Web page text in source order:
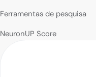
Ferramentas de pesquisa
NeuronUP Score